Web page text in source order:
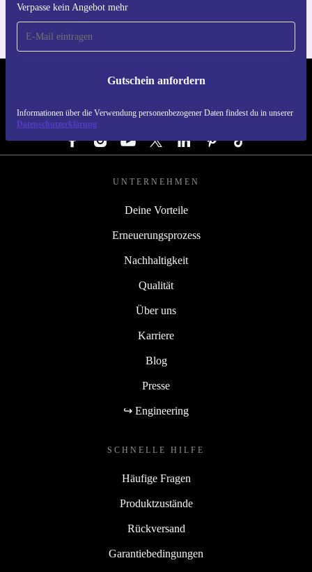
Verpasse kein Angebot mehr
Gutschein anfordern
Informationen über die Verwendung personenbezogener Daten findest du in unserer
Datenschutzerklärung
REFURBED ÖSTERREICH - RETHINK NEW.
FOLGE UNS
UNTERNEHMEN
Deine Vorteile
Erneuerungsprozess
Nachhaltigkeit
Qualität
Über uns
Karriere
Blog
Presse
↪ Engineering
SCHNELLE HILFE
Häufige Fragen
Produktzustände
Rückversand
Garantiebedingungen